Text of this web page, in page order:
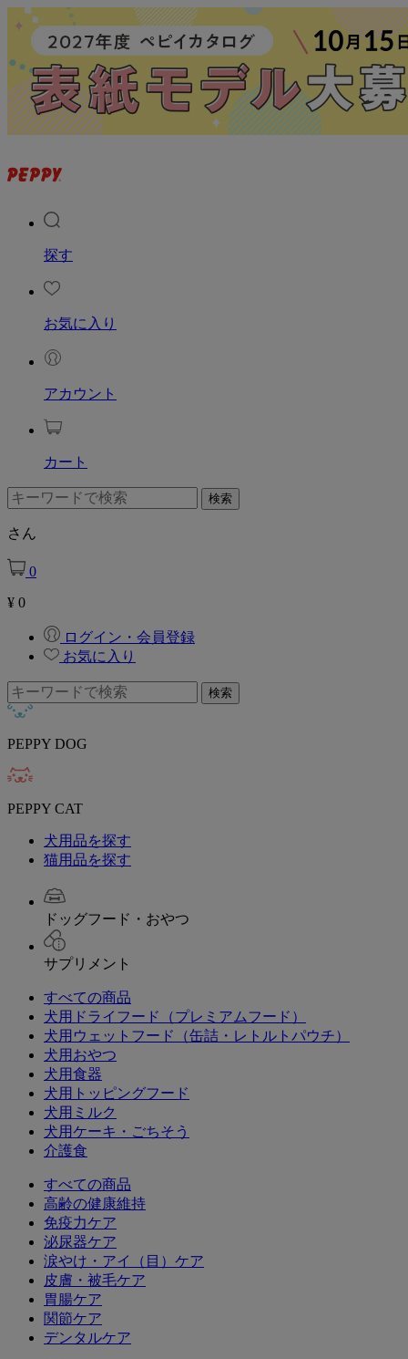
探す
お気に入り
アカウント
カート
さん
0
¥ 0
ログイン・会員登録
お気に入り
PEPPY DOG
PEPPY CAT
犬用品を探す
猫用品を探す
ドッグフード・おやつ
サプリメント
すべての商品
犬用ドライフード（プレミアムフード）
犬用ウェットフード（缶詰・レトルトパウチ）
犬用おやつ
犬用食器
犬用トッピングフード
犬用ミルク
犬用ケーキ・ごちそう
介護食
すべての商品
高齢の健康維持
免疫力ケア
泌尿器ケア
涙やけ・アイ（目）ケア
皮膚・被毛ケア
胃腸ケア
関節ケア
デンタルケア